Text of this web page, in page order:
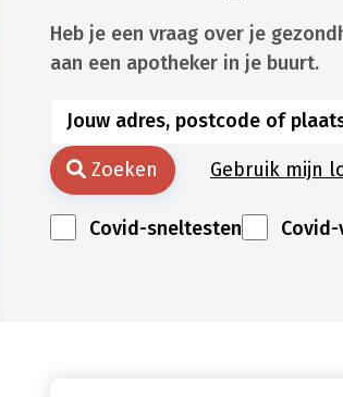
Heb je een vraag over je
aan een apotheker in je buurt.
Zoeken Gebruik mijn
Covid-sneltesten